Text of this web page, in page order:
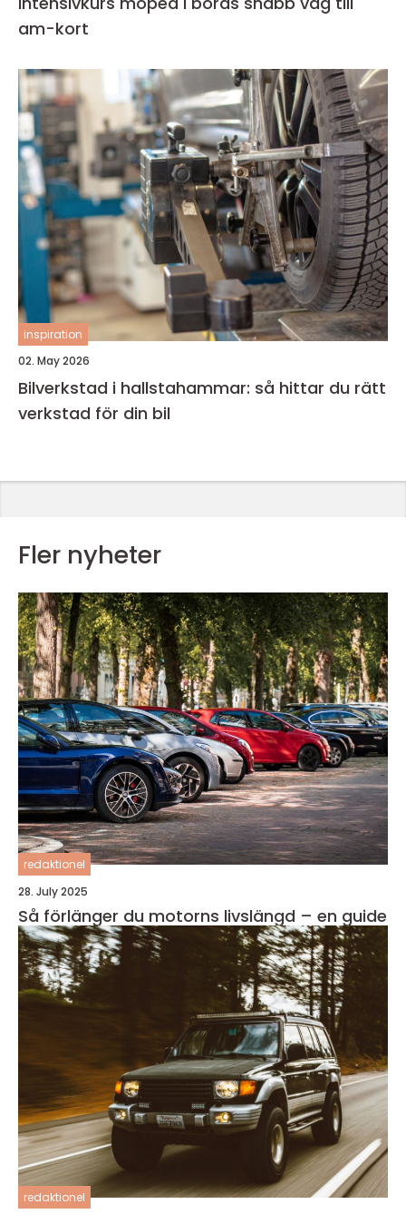
am-kort
inspiration
02. May 2026
Bilverkstad i hallstahammar: så hittar du rätt
verkstad för din bil
Fler nyheter
redaktionel
28. July 2025
Så förlänger du motorns livslängd – en guide
redaktionel